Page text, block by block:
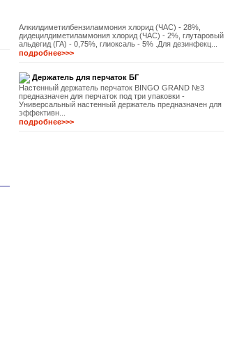
Алкилдиметилбензиламмония хлорид (ЧАС) - 28%,
дидецилдиметиламмония хлорид (ЧАС) - 2%, глутаровый
альдегид (ГА) - 0,75%, глиоксаль - 5% .Для дезинфекц...
подробнее>>>
Держатель для перчаток БГ
Настенный держатель перчаток BINGO GRAND №3
предназначен для перчаток под три упаковки -
Универсальный настенный держатель предназначен для
эффективн...
подробнее>>>